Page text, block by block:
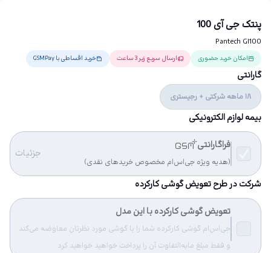
پنتک جی آی 100
Pantech GI100
امکان خرید حضوری ارسال سریع زیر 3 ساعت خرید اقساطی با GSMPay
گارانتی
18 ماهه شرکتی + رجیستری
بیمه لوازم الکترونیکی
فراگارانتی
(هدیه ویژه جی‌اس‌ام مخصوص خریدهای نقدی)
جزئیات
شرکت در طرح تعویض گوشی کارکرده
تعویض گوشی کارکرده با این مدل
جی‌اس‌ام گوشی کارکرده شما را با گوشی مورد نظرتان معاوضه می‌کند
و فقط مبلغ مابه‌التفاوت آن را پرداخت خواهید خواهید کرد.